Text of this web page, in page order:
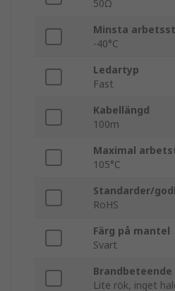
50Ω
Minsta
-40°C
Ledartyp
Fast
Kabellängd
100m
Maximal
105°C
Standarder/
RoHS
Färg på mantel
Svart
Brandbeteende
Lite rök, inget